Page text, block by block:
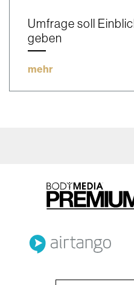
Umfrage soll
geben
mehr